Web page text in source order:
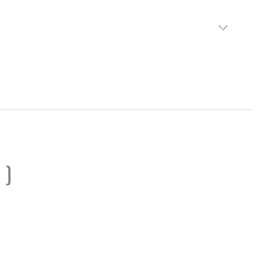
Afghanistan (AFN ؋)